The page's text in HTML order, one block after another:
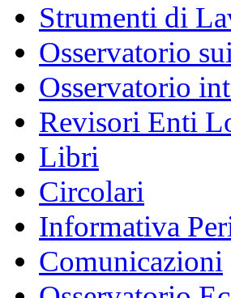
Strumenti di
Osservatorio
Osservatorio
Revisori Enti
Libri
Circolari
Informativa
Comunicazioni